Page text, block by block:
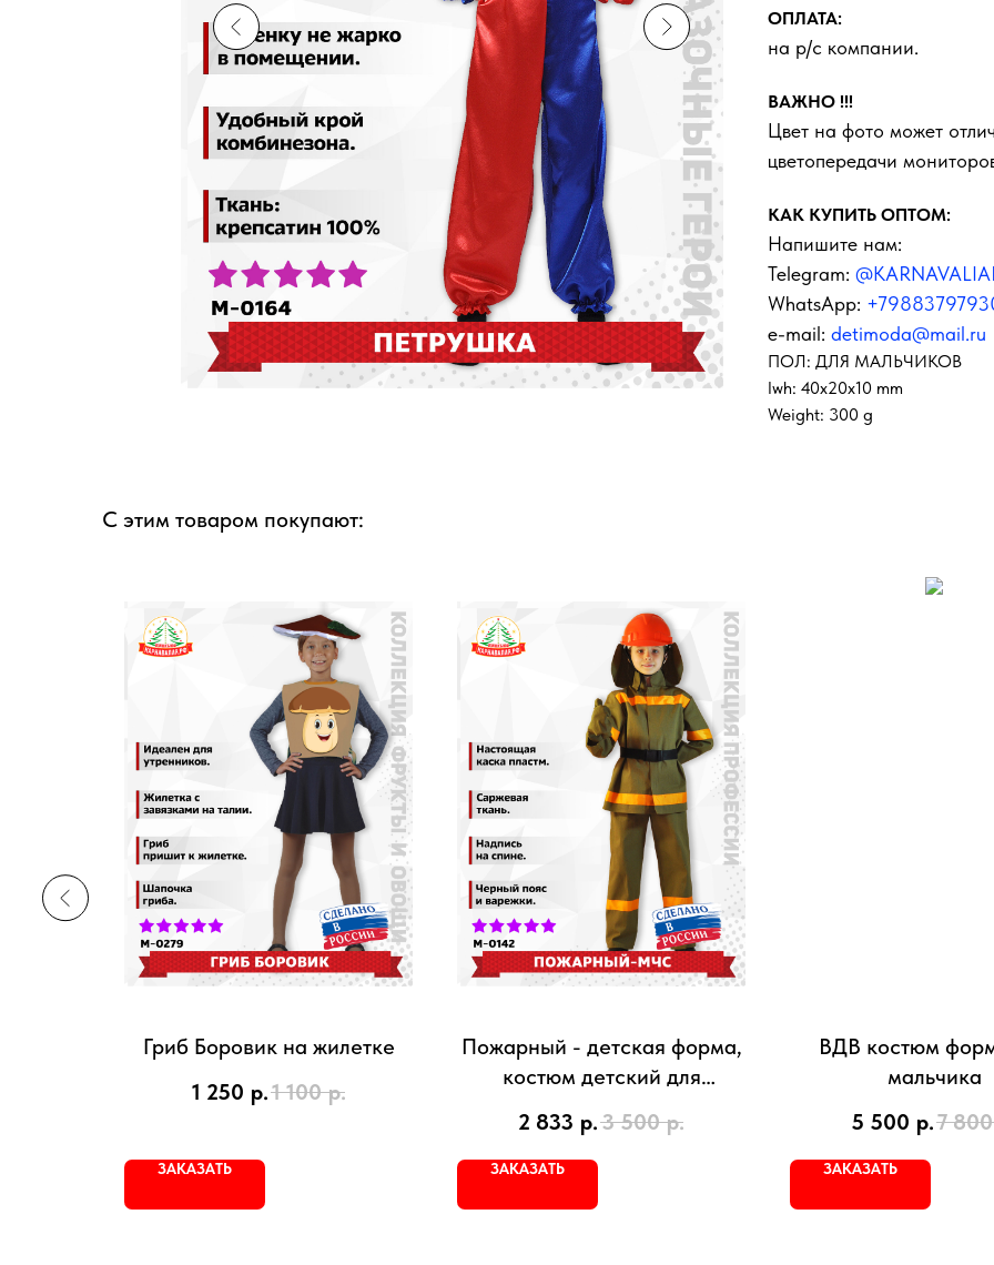
ОПЛАТА:
на р/с компании.
ВАЖНО !!!
Цвет на фото может
цветопередачи
КАК КУПИТЬ ОПТОМ:
Напишите нам:
Telegram:
WhatsApp:
e-mail: detimoda@mail.ru
ПОЛ: ДЛЯ МАЛЬЧИКОВ
lwh: 40x20x10 mm
Weight: 300 g
С этим товаром покупают:
Гриб Боровик на жилетке
1 250 р.1 100 р.
ЗАКАЗАТЬ
Пожарный - детская форма,
костюм детский для
2 833 р.3 500 р.
ЗАКАЗАТЬ
ВДВ костюм
мальчика
5 500 р.7 800
ЗАКАЗАТЬ